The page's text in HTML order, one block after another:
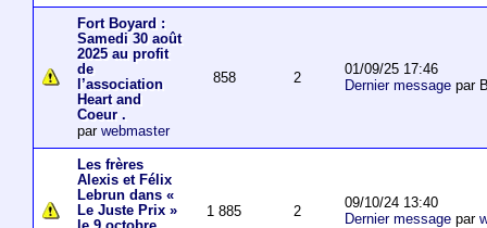
Fort Boyard :
Samedi 30 août
2025 au profit
de
l’association
Heart and
Coeur .
par webmaster
858 2
01/09/25 17:46
Dernier messagepar
Les frères
Alexis et Félix
Lebrun dans «
Le Juste Prix »
1 885 2
09/10/24 13:40
Dernier messagepar